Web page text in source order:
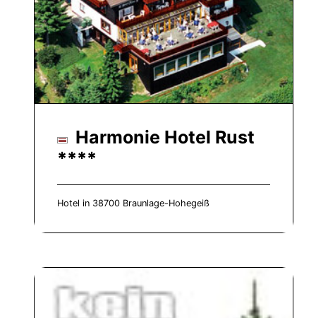
Harmonie Hotel Rust
****
Hotel in 38700 Braunlage-Hohegeiß